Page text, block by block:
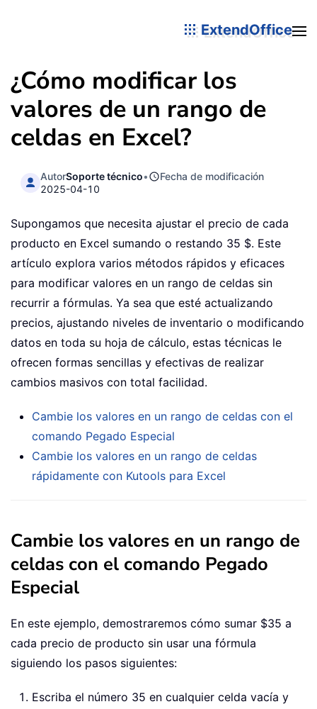
ExtendOffice
¿Cómo modificar los
valores de un rango de
celdas en Excel?
AutorSoporte técnico•
Fecha de modificación
2025-04-10
Supongamos que necesita ajustar el precio de cada
producto en Excel sumando o restando 35 $. Este
artículo explora varios métodos rápidos y eficaces
para modificar valores en un rango de celdas sin
recurrir a fórmulas. Ya sea que esté actualizando
precios, ajustando niveles de inventario o modificando
datos en toda su hoja de cálculo, estas técnicas le
ofrecen formas sencillas y efectivas de realizar
cambios masivos con total facilidad.
Cambie los valores en un rango de celdas con el
comando Pegado Especial
Cambie los valores en un rango de celdas
rápidamente con Kutools para Excel
Cambie los valores en un rango de
celdas con el comando Pegado
Especial
En este ejemplo, demostraremos cómo sumar $35 a
cada precio de producto sin usar una fórmula
siguiendo los pasos siguientes:
Escriba el número 35 en cualquier celda vacía y